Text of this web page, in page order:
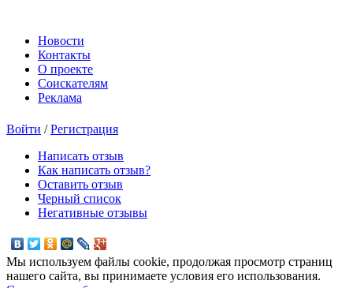
Новости
Контакты
О проекте
Соискателям
Реклама
Войти /Регистрация
Написать отзыв
Как написать отзыв?
Оставить отзыв
Черный список
Негативные отзывы
Мы используем файлы cookie, продолжая просмотр страниц
нашего сайта, вы принимаете условия его использования.